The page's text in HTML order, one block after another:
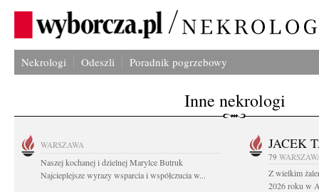
Nekrologi Odeszli Poradnik pogrzebowy
Inne nekrologi
WARSZAWA
Naszej kochanej i dzielnej Marylce Butruk
Najcieplejsze wyrazy wsparcia i współczucia w...
JACEK
79
Z wielkim
2026 roku w